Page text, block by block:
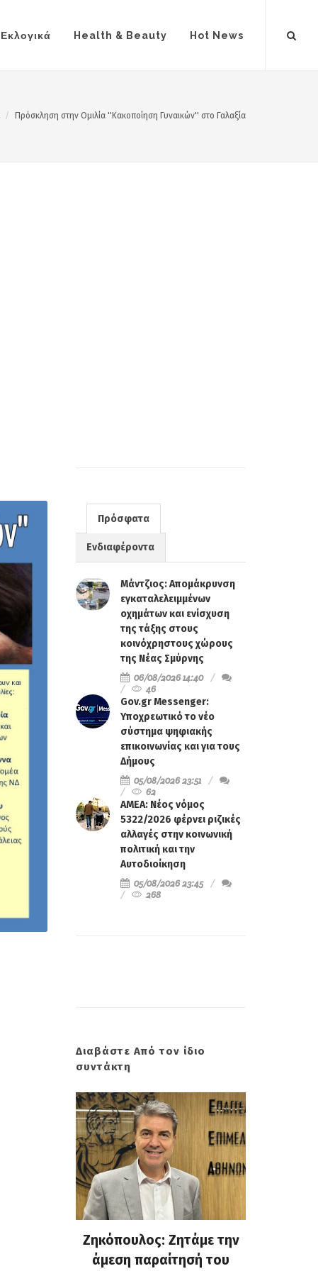
Εκλογικά Health & Beauty Hot News
Πρόσκληση στην Ομιλία ''Κακοποίηση Γυναικών'' στο Γαλαξία
Πρόσφατα
Ενδιαφέροντα
Μάντζιος: Απομάκρυνση
εγκαταλελειμμένων
οχημάτων και ενίσχυση
της τάξης στους
κοινόχρηστους χώρους
της Νέας Σμύρνης
06/08/2026 14:40
46
Gov.gr Messenger:
Υποχρεωτικό το νέο
σύστημα ψηφιακής
επικοινωνίας και για τους
Δήμους
05/08/2026 23:51
62
ΑΜΕΑ: Νέος νόμος
5322/2026 φέρνει ριζικές
αλλαγές στην κοινωνική
πολιτική και την
Αυτοδιοίκηση
05/08/2026 23:45
268
Διαβάστε Από τον ίδιο
συντάκτη
Ζηκόπουλος: Ζητάμε την
άμεση παραίτησή του